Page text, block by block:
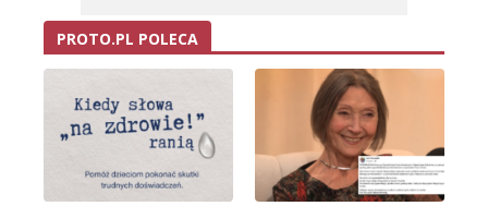
PROTO.PL POLECA